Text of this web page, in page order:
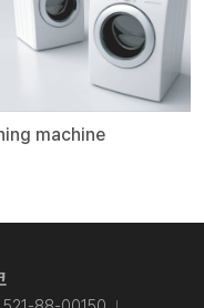
machine